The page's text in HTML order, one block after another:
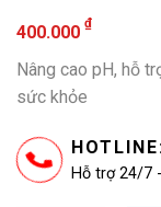
400.000 ₫
Nâng cao pH, hỗ
sức khỏe
Hỗ trợ 24/7